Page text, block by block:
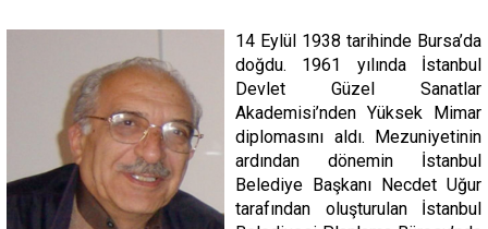
14 Eylül 1938 tarihinde Bursa’da
doğdu. 1961 yılında İstanbul
Devlet Güzel Sanatlar
Akademisi’nden Yüksek Mimar
diplomasını aldı. Mezuniyetinin
ardından dönemin İstanbul
Belediye Başkanı Necdet Uğur
tarafından oluşturulan İstanbul